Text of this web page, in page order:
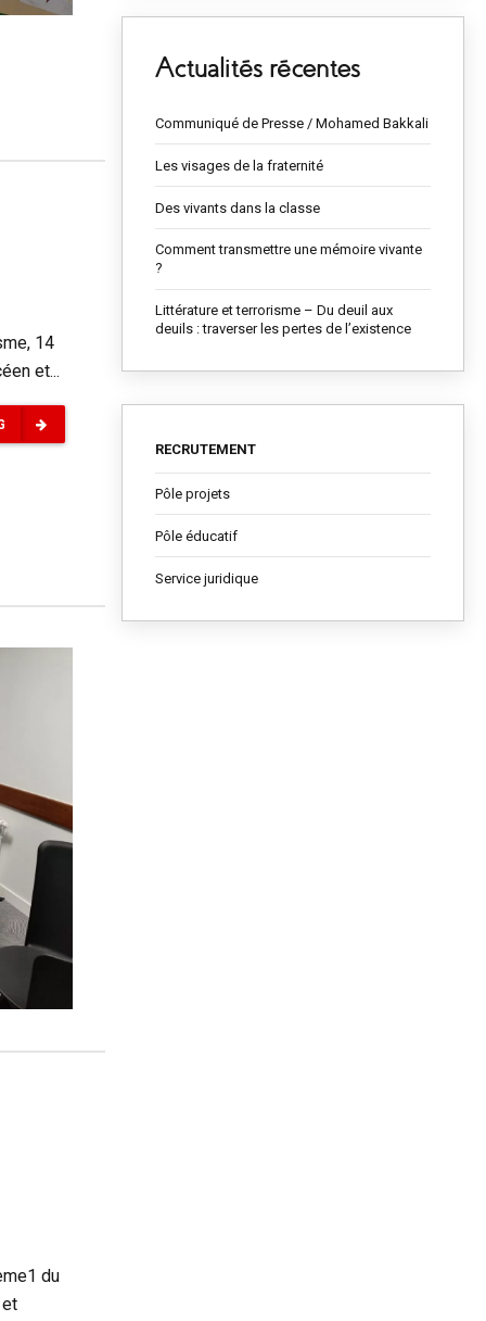
14
et...
du
Actualités récentes
Communiqué de Presse / Mohamed Bakkali
Les visages de la fraternité
Des vivants dans la classe
Comment transmettre une mémoire vivante
?
Littérature et terrorisme – Du deuil aux
deuils : traverser les pertes de l’existence
RECRUTEMENT
Pôle projets
Pôle éducatif
Service juridique